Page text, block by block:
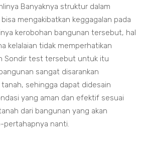
Banyaknya struktur dalam
mengakibatkan keggagalan pada
kerobohan bangunan tersebut, hal
kelalaian tidak memperhatikan
Sondir test tersebut untuk itu
sangat disarankan
sehingga dapat didesain
yang aman dan efektif sesuai
dari bangunan yang akan
pertahapnya nanti.